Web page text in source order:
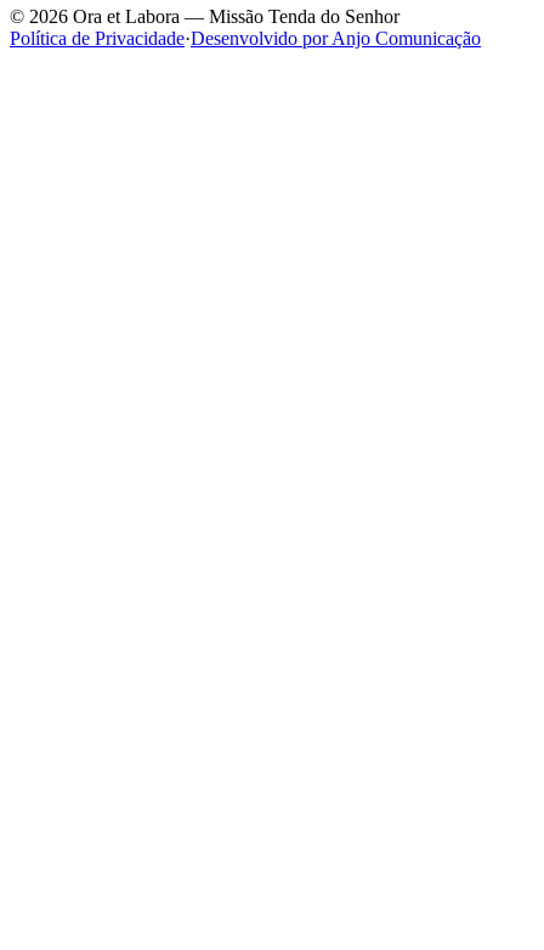
© 2026 Ora et Labora — Missão Tenda do Senhor
Política de Privacidade·Desenvolvido por Anjo Comunicação